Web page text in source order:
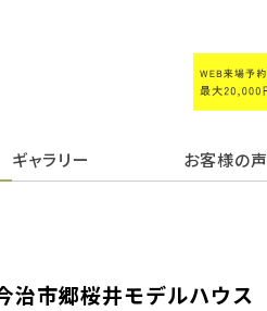
ギャラリー お客様の声
市郷桜井モデルハウス